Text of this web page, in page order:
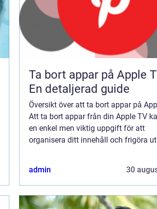
Ta bort appar på Apple
En detaljerad guide
Översikt över att ta bort appar på
Att ta bort appar från din Apple TV
en enkel men viktig uppgift för att
organisera ditt innehåll och frigöra
admin 30